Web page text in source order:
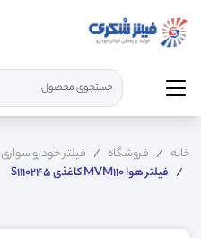
خانه فروشگاه فیلتر خودرو سواری
فیلتر هوا MVM110 کاغذی S1110245